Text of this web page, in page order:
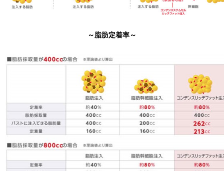
～脂肪定着率～